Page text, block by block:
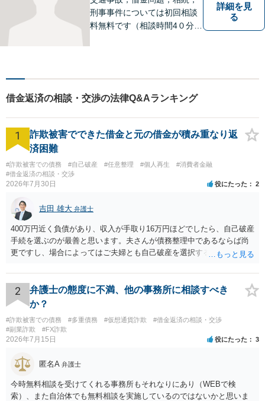
刑事事件については初回相談
料無料です（相談時間4０分ま
詳細を見
る
借金返済の相談・交渉の法律Q&Aランキング
1
詐欺被害でできた借金と元の借金が積み重なり返
済困難
#詐欺被害での債務 #自己破産 #任意整理 #個人再生
#消費者金融
#借金返済の相談・交渉
2026年7月30日 役にたった 2
吉田 雄大 弁護士
400万円近く負債があり、収入が手取り16万円ほどでしたら、自己破産
手続を選ぶのが最善と思います。夫さんが債務整理中であるならば尚
更ですし、場合によってはご夫婦とも自己破産を選択する方法もある
2
弁護士の態度に不満、他の事務所に相談すべき
か？
#詐欺被害での債務 #多重債務 #仮想通貨詐欺
#借金返済の相談・交渉
#副業詐欺
#FX詐欺
2026年7月15日 役にたった 3
匿名A 弁護士
今時無料相談を受けてくれる事務所もそれなりにあり（WEBで検
索）、また自治体でも無料相談を実施しているのではないかと思いま